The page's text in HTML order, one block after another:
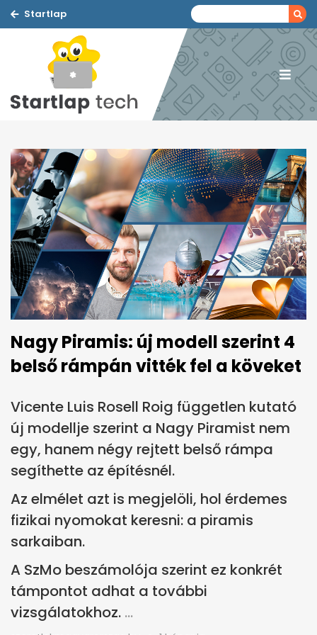
Startlap
Nagy Piramis: új modell szerint 4
belső rámpán vitték fel a köveket
Vicente Luis Rosell Roig független kutató
új modellje szerint a Nagy Piramist nem
egy, hanem négy rejtett belső rámpa
segíthette az építésnél.
Az elmélet azt is megjelöli, hol érdemes
fizikai nyomokat keresni: a piramis
sarkaiban.
A SzMo beszámolója szerint ez konkrét
támpontot adhat a további
vizsgálatokhoz.